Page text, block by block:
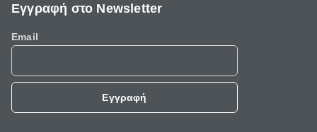
Εγγραφή στο Newsletter
Email
Εγγραφή